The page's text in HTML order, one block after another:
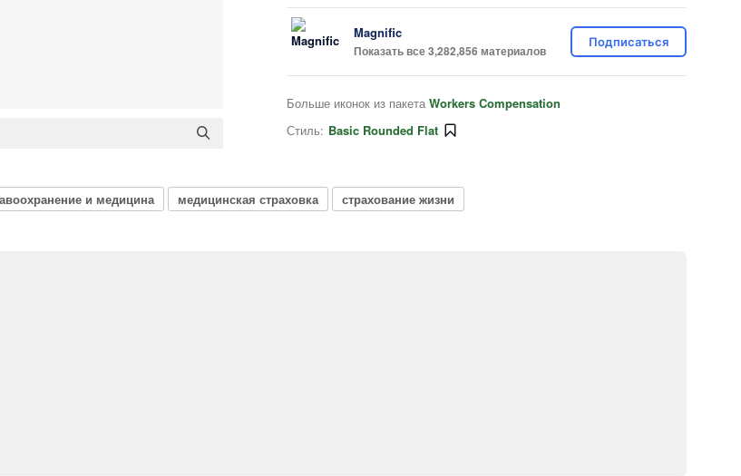
Magnific
Показать все 3,282,856 материалов
Подписаться
Больше иконок из пакета Workers Compensation
Стиль: Basic Rounded Flat
и медицина медицинская страховка страхование жизни